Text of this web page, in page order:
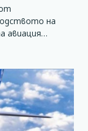
на
авиация…